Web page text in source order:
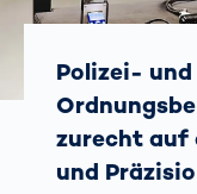
Polizei-
zurecht auf
und